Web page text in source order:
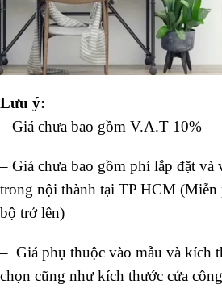
Lưu ý:
– Giá chưa bao gồm V.A.T 10%
– Giá chưa bao gồm phí lắp đặt
trong nội thành tại TP HCM (Miễn
bộ trở lên)
– Giá phụ thuộc vào mẫu và kích
chọn cũng như kích thước cửa